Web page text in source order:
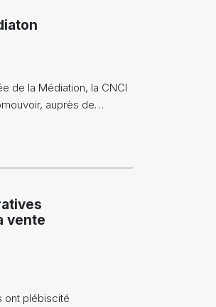
de la Médiation, la CNCI
auprès de…
vente
ont plébiscité